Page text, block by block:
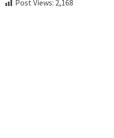
Post Views: 2,168